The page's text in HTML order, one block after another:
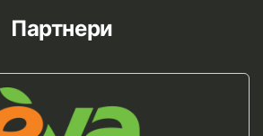
Партнери